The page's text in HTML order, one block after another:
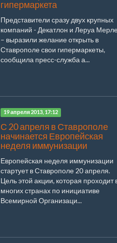
гипермаркета
Представители сразу двух крупных
компаний - Декатлон и Леруа
– выразили желание открыть в
Ставрополе свои гипермаркеты,
сообщила пресс-служба а...
19 апреля 2013, 17:12
С 20 апреля в Ставрополе
начинается Европейская
неделя иммунизации
Европейская неделя иммунизации
стартует в Ставрополе 20 апреля.
Цель этой акции, которая проходит
многих странах по инициативе
Всемирной Организаци...